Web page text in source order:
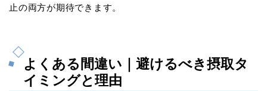
止の両方が期待できます。
よくある間違い｜避けるべき摂取タ
イミングと理由